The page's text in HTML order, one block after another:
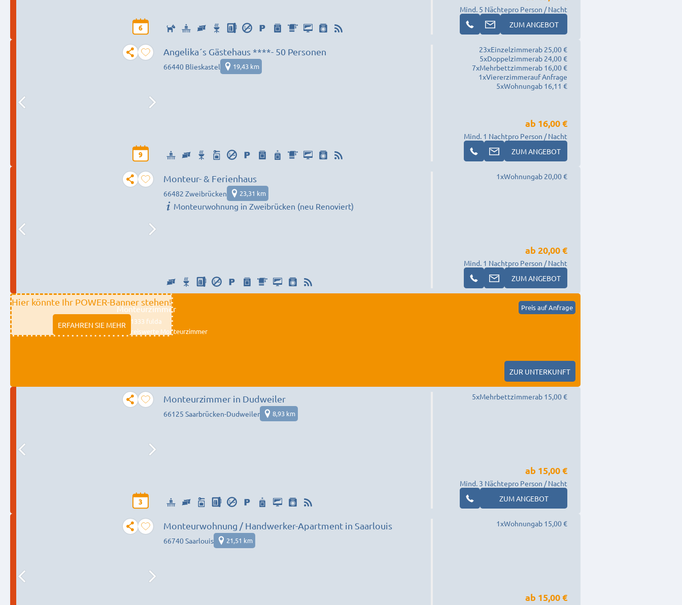
6
Mind. 5 Nächtepro Person / Nacht
ZUM ANGEBOT
9
Angelika´s Gästehaus ****- 50 Personen
66440 Blieskastel 19,43 km
23xEinzelzimmerab 25,00 €
5xDoppelzimmerab 24,00 €
7xMehrbettzimmerab 16,00 €
1xViererzimmerauf Anfrage
5xWohnungab 16,11 €
Mind. 1 Nacht
ab 16,00 €
pro Person / Nacht
ZUM ANGEBOT
Monteur- & Ferienhaus
66482 Zweibrücken 23,31 km
Monteurwohnung in Zweibrücken (neu Renoviert)
1xWohnungab 20,00 €
Mind. 1 Nacht
ab 20,00 €
pro Person / Nacht
ZUM ANGEBOT
Hier könnte Ihr POWER-Banner stehen!
ERFAHREN SIE MEHR
Monteurzimmer
Preis auf Anfrage
11333 fulda
Preiswerte Monteurzimmer
ZUR UNTERKUNFT
3
Monteurzimmer in Dudweiler
66125 Saarbrücken-Dudweiler 8,93 km
5xMehrbettzimmerab 15,00 €
Mind. 3 Nächte
ab 15,00 €
pro Person / Nacht
ZUM ANGEBOT
Monteurwohnung / Handwerker-Apartment in Saarlouis
66740 Saarlouis 21,51 km
1xWohnungab 15,00 €
ab 15,00 €